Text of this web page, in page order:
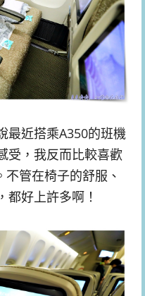
最近搭乘A350的班機
受，我反而比較喜歡
管在椅子的舒服、
都好上許多啊！